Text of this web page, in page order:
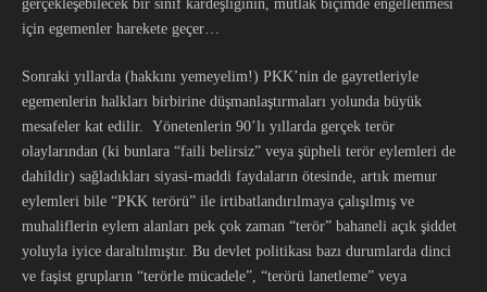
gerçekleşebilecek bir sınıf kardeşliğinin, mutlak biçimde engellenmesi
için egemenler harekete geçer…
Sonraki yıllarda (hakkını yemeyelim!) PKK’nin de gayretleriyle
egemenlerin halkları birbirine düşmanlaştırmaları yolunda büyük
mesafeler kat edilir. Yönetenlerin 90’lı yıllarda gerçek terör
olaylarından (ki bunlara “faili belirsiz” veya şüpheli terör eylemleri de
dahildir) sağladıkları siyasi-maddi faydaların ötesinde, artık memur
eylemleri bile “PKK terörü” ile irtibatlandırılmaya çalışılmış ve
muhaliflerin eylem alanları pek çok zaman “terör” bahaneli açık şiddet
yoluyla iyice daraltılmıştır. Bu devlet politikası bazı durumlarda dinci
ve faşist grupların “terörle mücadele”, “terörü lanetleme” veya